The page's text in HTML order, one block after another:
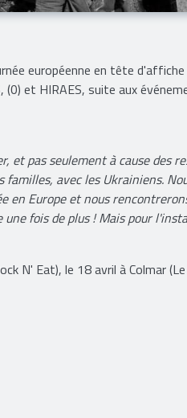
européenne en tête
et HIRAES, suite aux
et pas seulement à cause des
avec les Ukrainiens.
en Europe et nous
fois de plus ! Mais pour
N' Eat), le 18 avril à Colmar